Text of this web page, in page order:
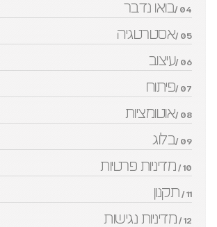
בואו נדבר 04 /
עיצוב 06 /
אסטרטגיה 05 /
אוטומציות 08 /
פיתוח 07 /
מדיניות פרטיות 10 /
בלוג 09 /
מדיניות נגישות 12 /
תקנון 11 /